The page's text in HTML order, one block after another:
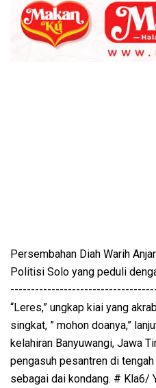
Persembahan Diah Warih
Politisi Solo yang peduli
“Leres,” ungkap kiai yang
singkat, ” mohon doanya,”
kelahiran Banyuwangi, Jawa
pengasuh pesantren di
sebagai dai kondang. # Kla6/